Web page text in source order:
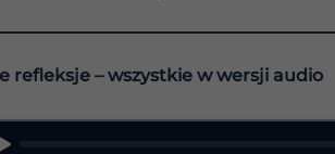
refleksje – wszystkie w wersji audio